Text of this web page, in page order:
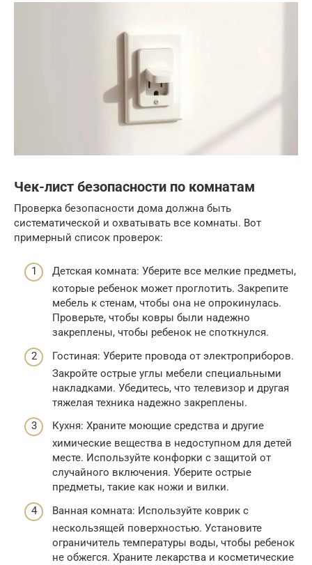
Чек-лист безопасности по комнатам
Проверка безопасности дома должна быть
систематической и охватывать все комнаты. Вот
примерный список проверок:
Детская комната: Уберите все мелкие предметы,
которые ребенок может проглотить. Закрепите
мебель к стенам, чтобы она не опрокинулась.
Проверьте, чтобы ковры были надежно
закреплены, чтобы ребенок не споткнулся.
Гостиная: Уберите провода от электроприборов.
Закройте острые углы мебели специальными
накладками. Убедитесь, что телевизор и другая
тяжелая техника надежно закреплены.
Кухня: Храните моющие средства и другие
химические вещества в недоступном для детей
месте. Используйте конфорки с защитой от
случайного включения. Уберите острые
предметы, такие как ножи и вилки.
Ванная комната: Используйте коврик с
нескользящей поверхностью. Установите
ограничитель температуры воды, чтобы ребенок
не обжегся. Храните лекарства и косметические